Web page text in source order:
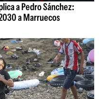
a Pedro Sánchez:
a Marruecos